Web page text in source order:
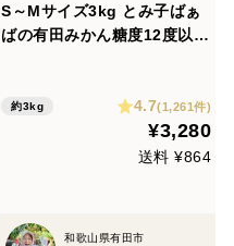
S～Mサイズ3kg とみ子ばぁ
ばの有田みかん糖度12度以
約3kg 4.7(1,261件)
¥3,280
送料 ¥864
和歌山県有田市